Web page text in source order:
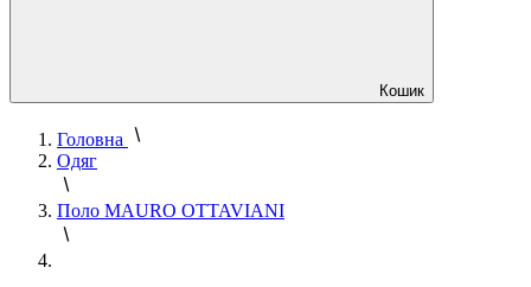
Кошик
Головна
Одяг
Поло MAURO OTTAVIANI